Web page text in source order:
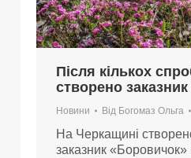
Після кількох
створено
Новини Від Богомаз Ольга
На Черкащині
заказник